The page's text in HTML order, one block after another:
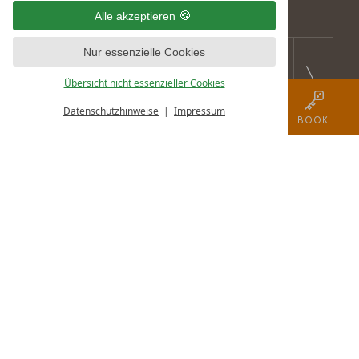
Alle akzeptieren
Nur essenzielle Cookies
Übersicht nicht essenzieller Cookies
Datenschutzhinweise Impressum logoBOOK